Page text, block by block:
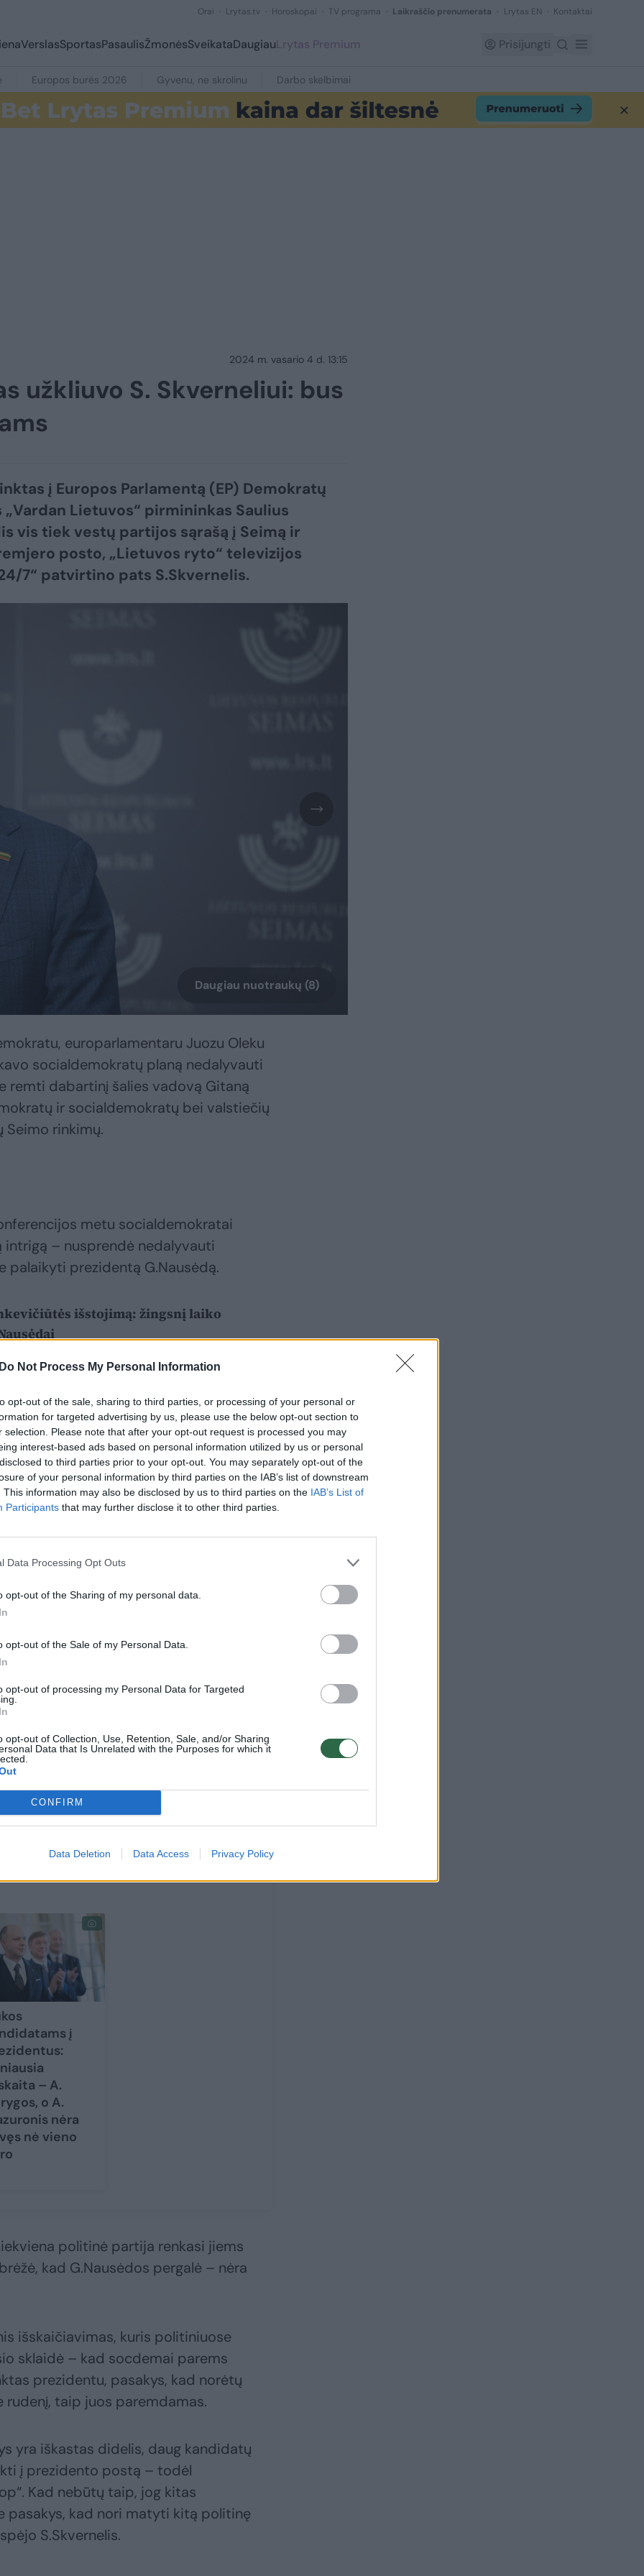
Do Not Process My Personal Information
opt-out of the sale, sharing to third parties, or processing of your personal or
for targeted advertising by us, please use the below opt-out section to
selection. Please note that after your opt-out request is processed you may
interest-based ads based on personal information utilized by us or personal
to third parties prior to your opt-out. You may separately opt-out of the
of your personal information by third parties on the IAB’s list of downstream
This information may also be disclosed by us to third parties on the IAB’s List of
Participants that may further disclose it to other third parties.
Data Processing Opt Outs
opt-out of the Sharing of my personal data.
opt-out of the Sale of my Personal Data.
opt-out of processing my Personal Data for Targeted
opt-out of Collection, Use, Retention, Sale, and/or Sharing
Data that Is Unrelated with the Purposes for which it
CONFIRM
Data Deletion Data Access Privacy Policy
Orai Lrytas.tv Horoskopai TV programa Laikraščio prenumerata Lrytas EN Kontaktai
VerslasSportasPasaulisŽmonėsSveikataDaugiauLrytas Premium Prisijungti
Europos burės 2026 Gyvenu, ne skrolinu Darbo skelbimai
2024 m. vasario 4 d. 13:15
užkliuvo S. Skverneliui: bus
į Europos Parlamentą (EP) Demokratų
„Vardan Lietuvos“ pirmininkas Saulius
vis tiek vestų partijos sąrašą į Seimą ir
posto, „Lietuvos ryto“ televizijos
7“ patvirtino pats S.Skvernelis.
Daugiau nuotraukų (8)
europarlamentaru Juozu Oleku
socialdemokratų planą nedalyvauti
remti dabartinį šalies vadovą Gitaną
ir socialdemokratų bei valstiečių
rinkimų.
metu socialdemokratai
intrigą – nusprendė nedalyvauti
palaikyti prezidentą G.Nausėdą.
išstojimą: žingsnį laiko
pareiškimą S.Skvernelis įspėjo,
jų rinkėjams.
seniausių Lietuvos partijų, ir bus
visuomenei, kad reitingų viršūnėje
svarbiausiuose metų rinkimuose.
šalies vadovą“, – laidos metu
į
– A.
o A.
nėra
nė vieno
politinė partija renkasi jiems
kad G.Nausėdos pergalė – nėra
išskaičiavimas, kuris politiniuose
sklaidė – kad socdemai parems
prezidentu, pasakys, kad norėtų
taip juos paremdamas.
yra iškastas didelis, daug kandidatų
į prezidento postą – todėl
Kad nebūtų taip, jog kitas
pasakys, kad nori matyti kitą politinę
S.Skvernelis.